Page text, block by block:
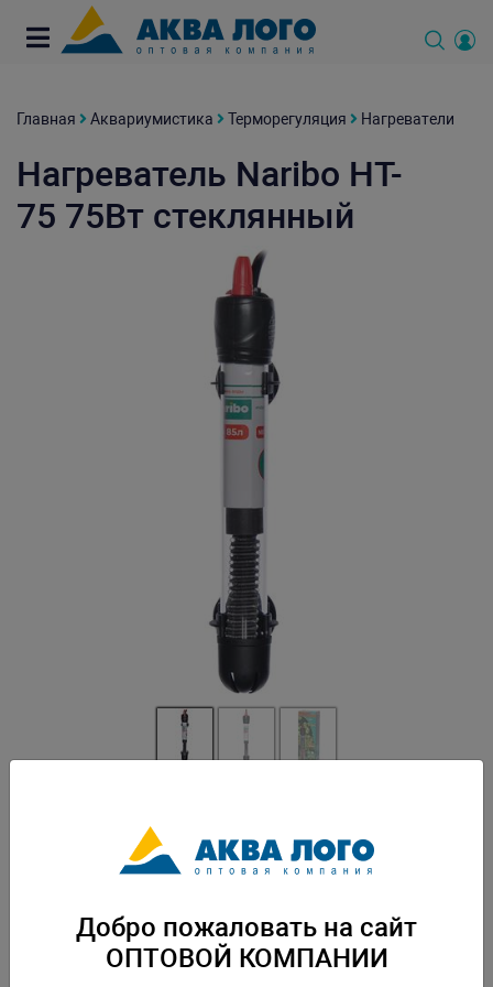
Главная Аквариумистика Терморегуляция Нагреватели
Нагреватель Naribo HT-
75 75Вт стеклянный
Погружаемый водостойкий нагреватель. Регулировка температуры от
17 до 35 градусов. Присоски в комплекте. Безопасный и простой в
Скачать каталог
Добро пожаловать на сайт
ОПТОВОЙ КОМПАНИИ